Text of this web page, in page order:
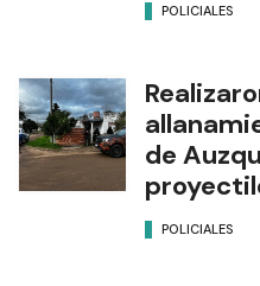
POLICIALES
de
POLICIALES